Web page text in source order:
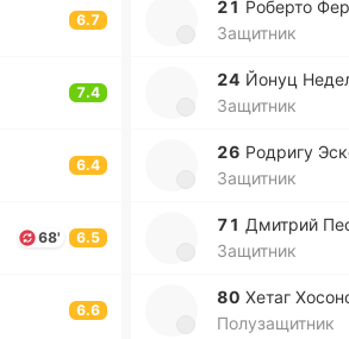
6.7
7.4
6.4
68' 6.5
6.6
21 Ро­бе­рто
Защитник
24 Йонуц
Защитник
26 Ро­дри­гу
Защитник
71 Дми­трий
Защитник
80 Хетаг
Полузащитник